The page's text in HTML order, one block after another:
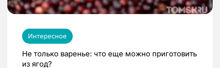
Интересное
Не только варенье: что еще можно приготовить
из ягод?